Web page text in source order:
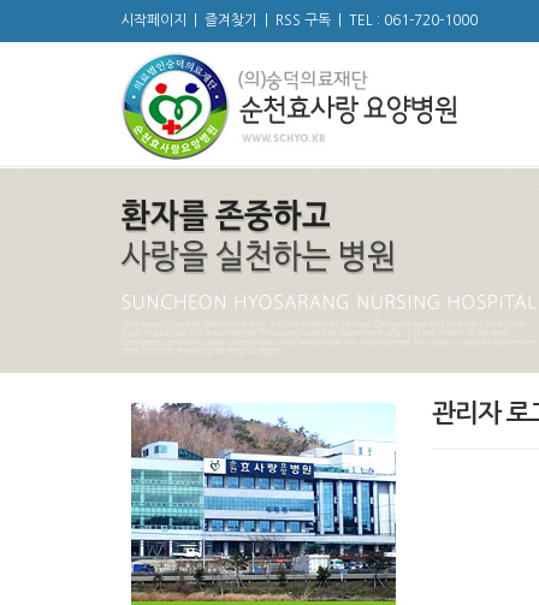
시작페이지 즐겨찾기 RSS 구독 TEL : 061-720-1000
관리자 로